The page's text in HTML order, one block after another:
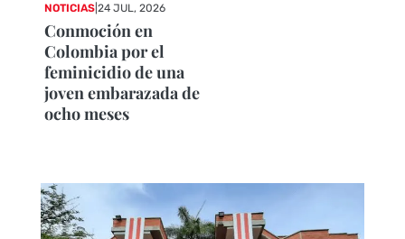
NOTICIAS |24 JUL, 2026
Conmoción en
Colombia por el
feminicidio de una
joven embarazada de
ocho meses